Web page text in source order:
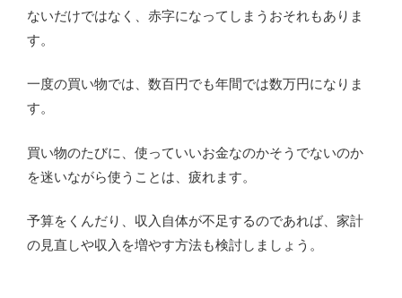
ないだけではなく、赤字になってしまうおそれもありま
す。
一度の買い物では、数百円でも年間では数万円になりま
す。
買い物のたびに、使っていいお金なのかそうでないのか
を迷いながら使うことは、疲れます。
予算をくんだり、収入自体が不足するのであれば、家計
の見直しや収入を増やす方法も検討しましょう。